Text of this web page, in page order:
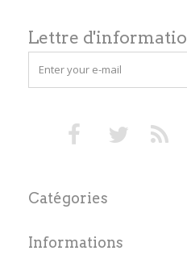
Lettre
Catégories
Informations